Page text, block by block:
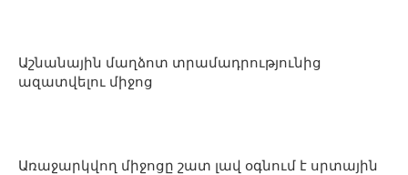
Աշնանային մաղձոտ տրամադրությունից
ազատվելու միջոց
Առաջարկվող միջոցը շատ լավ օգնում է սրտային